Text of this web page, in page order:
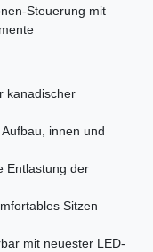
Steuerung mit
kanadischer
innen und
Entlastung der
Sitzen
mit neuester LED-